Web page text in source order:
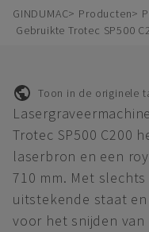
GINDUMAC Producten
Gebruikte Trotec SP500
Toon in de originele
Trotec SP500 C200
laserbron en een
710 mm. Met
uitstekende staat
voor het snijden